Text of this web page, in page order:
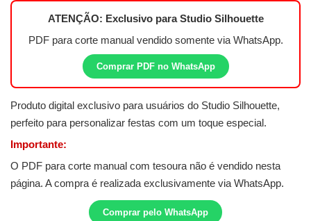
ATENÇÃO: Exclusivo paraStudio Silhouette
PDF para corte manual vendido somente via WhatsApp.
Comprar PDF no WhatsApp
Produto digital exclusivo para usuários do Studio Silhouette,
perfeito para personalizar festas com um toque especial.
Importante:
O PDF para corte manual com tesoura não é vendido nesta
página. A compra é realizada exclusivamente via WhatsApp.
Comprar pelo WhatsApp